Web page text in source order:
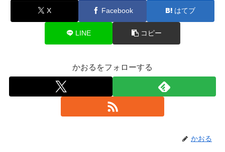
X Facebook はてブ
LINE コピー
かおるをフォローする
かおる